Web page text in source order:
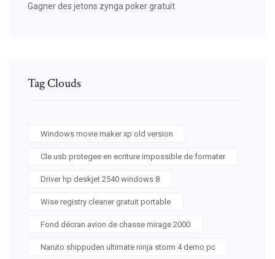
Gagner des jetons zynga poker gratuit
Tag Clouds
Windows movie maker xp old version
Cle usb protegee en ecriture impossible de formater
Driver hp deskjet 2540 windows 8
Wise registry cleaner gratuit portable
Fond décran avion de chasse mirage 2000
Naruto shippuden ultimate ninja storm 4 demo pc